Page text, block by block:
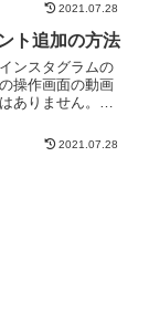
2021.07.28
ト追加の方法
ンスタグラムの
操作画面の動画
ありません。無
2021.07.28